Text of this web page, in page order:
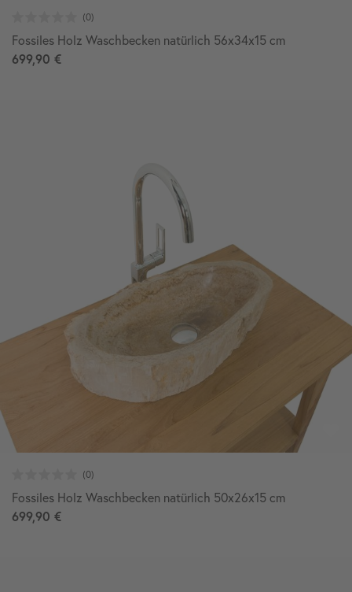
Fossiles Holz Waschbecken natürlich 56x34x15 cm
699,90 €
Fossiles Holz Waschbecken natürlich 50x26x15 cm
699,90 €